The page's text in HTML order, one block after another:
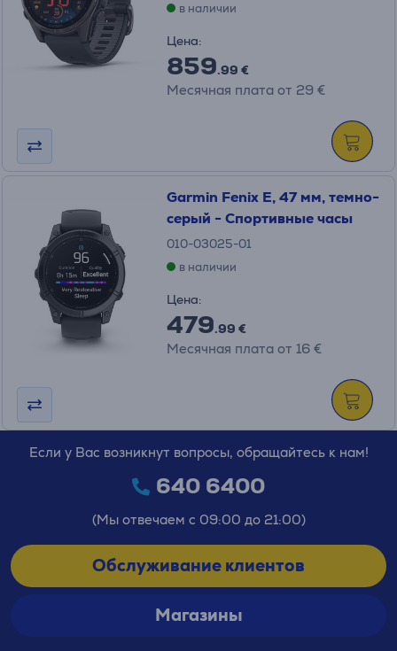
в наличии
Цена:
859.99 €
Месячная плата от 29 €
Garmin Fenix E, 47 мм, темно-
серый - Спортивные часы
010-03025-01
в наличии
Цена:
479.99 €
Месячная плата от 16 €
Если у Вас возникнут вопросы, обращайтесь к нам!
640 6400
(Мы отвечаем с 09:00 до 21:00)
Обслуживание клиентов
Магазины